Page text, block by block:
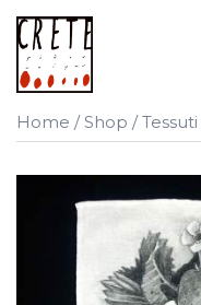
Vai
contenuto
Home /Shop /Tessuti